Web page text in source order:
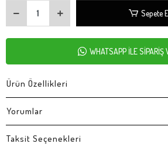
Sepete
WHATSAPP İLE SİPARİŞ
Ürün Özellikleri
Yorumlar
Taksit Seçenekleri